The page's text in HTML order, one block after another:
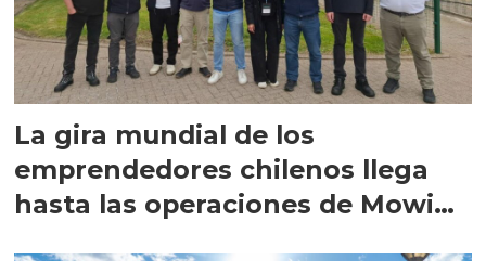
La gira mundial de los
emprendedores chilenos llega
hasta las operaciones de Mowi